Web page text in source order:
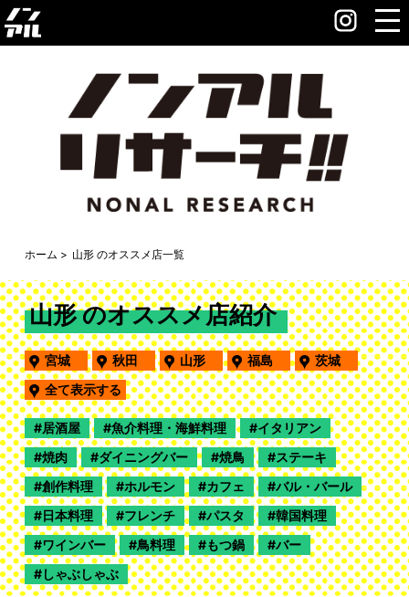
ホーム 山形 のオススメ店一覧
山形 のオススメ店紹介
宮城 秋田 山形 福島
茨城
全て表示する
居酒屋 魚介料理・海鮮料理
イタリアン
焼肉
ダイニングバー 焼鳥
ステーキ
創作料理
ホルモン カフェ
バル・バール
日本料理
フレンチ パスタ
韓国料理
ワインバー
鳥料理 もつ鍋
バー
しゃぶしゃぶ